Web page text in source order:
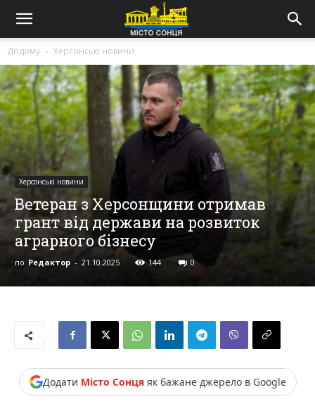
Додому Херсонські новини
Херсонські новини
Ветеран з Херсонщини отримав
грант від держави на розвиток
аграрного бізнесу
по Редактор - 21.10.2025 144 0
Додати Місто Сонцяяк бажане джерело в Google